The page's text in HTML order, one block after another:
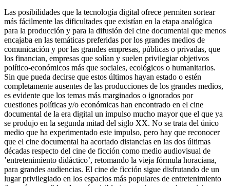
Las posibilidades que la tecnología digital ofrece permiten sortear
más fácilmente las dificultades que existían en la etapa analógica
para la producción y para la difusión del cine documental que menos
encajaba en las temáticas preferidas por los grandes medios de
comunicación y por las grandes empresas, públicas o privadas, que
los financian, empresas que solían y suelen privilegiar objetivos
político-económicos más que sociales, ecológicos o humanitarios.
Sin que pueda decirse que estos últimos hayan estado o estén
completamente ausentes de las producciones de los grandes medios,
es evidente que los temas más marginados o ignorados por
cuestiones políticas y/o económicas han encontrado en el cine
documental de la era digital un impulso mucho mayor que el que ya
se produjo en la segunda mitad del siglo XX. No se trata del único
medio que ha experimentado este impulso, pero hay que reconocer
que el cine documental ha acortado distancias en las dos últimas
décadas respecto del cine de ficción como medio audiovisual de
ʽentretenimiento didácticoʼ, retomando la vieja fórmula horaciana,
para grandes audiencias. El cine de ficción sigue disfrutando de un
lugar privilegiado en los espacios más populares de entretenimiento